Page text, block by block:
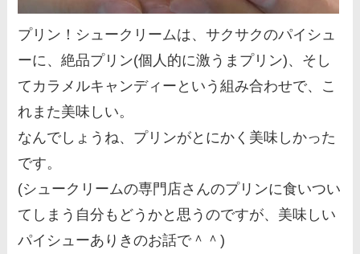
プリン！シュークリームは、サクサクのパイシュ
ーに、絶品プリン(個人的に激うまプリン)、そし
てカラメルキャンディーという組み合わせで、こ
れまた美味しい。
なんでしょうね、プリンがとにかく美味しかった
です。
(シュークリームの専門店さんのプリンに食いつい
てしまう自分もどうかと思うのですが、美味しい
パイシューありきのお話で＾＾)